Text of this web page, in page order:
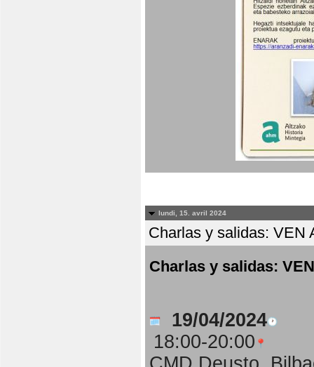
lundi, 15. avril 2024
Charlas y salidas: VEN
Charlas y salidas:
19/04/2024
18:00-20:00